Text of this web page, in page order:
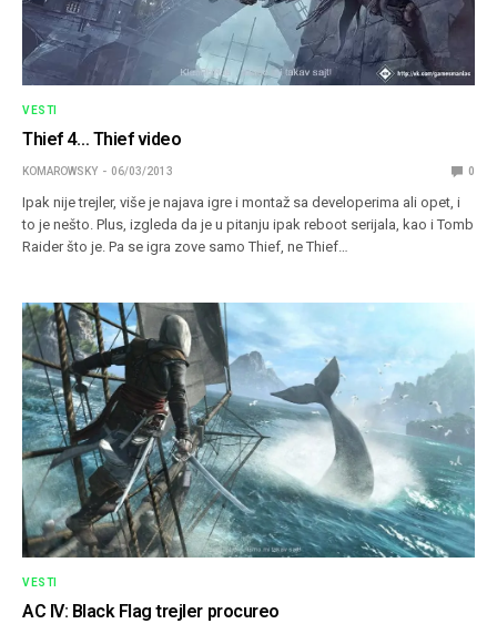
VESTI
Thief 4… Thief video
KOMAROWSKY 06/03/2013 0
Ipak nije trejler, više je najava igre i montaž sa developerima ali opet, i
to je nešto. Plus, izgleda da je u pitanju ipak reboot serijala, kao i Tomb
Raider što je. Pa se igra zove samo Thief, ne Thief…
VESTI
AC IV: Black Flag trejler procureo